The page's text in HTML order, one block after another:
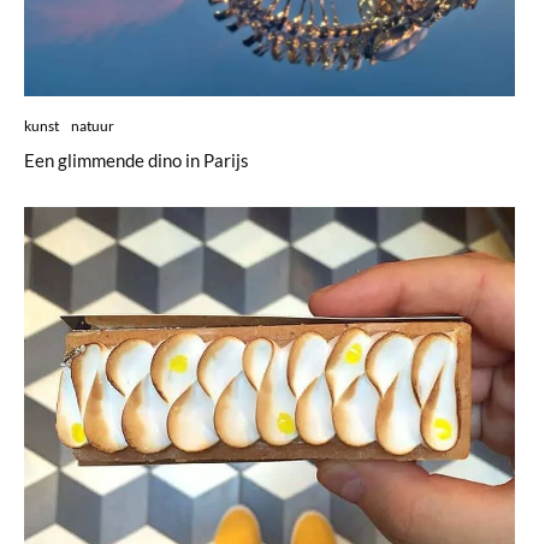
kunst natuur
Een glimmende dino in Parijs